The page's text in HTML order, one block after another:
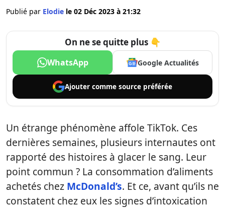
Publié par Elodie le 02 Déc 2023 à 21:32
On ne se quitte plus 👇
WhatsApp Google Actualités
Ajouter comme source préférée
Un étrange phénomène affole TikTok. Ces
dernières semaines, plusieurs internautes ont
rapporté des histoires à glacer le sang. Leur
point commun ? La consommation d’aliments
achetés chez McDonald’s. Et ce, avant qu’ils ne
constatent chez eux les signes d’intoxication